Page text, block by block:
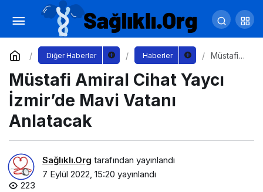
Diğer Haberler Haberler
Müstafi
Cihat
Yaycı
Müstafi Amiral Cihat Yaycı
İzmir’de Mavi Vatanı
Anlatacak
Sağlıklı.Org tarafından yayınlandı
7 Eylül 2022, 15:20 yayınlandı
223
PaşakonağıI’na Kütüphane Kuruluyor
Yorum Yap Paylaş